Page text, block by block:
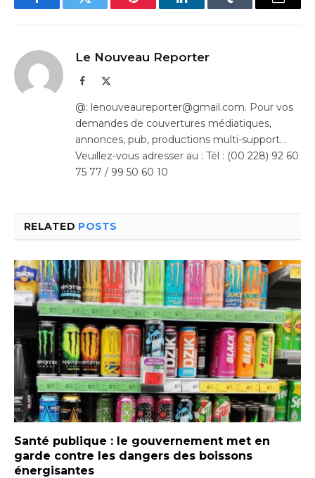
FacebookTwitter Pinterest LinkedInTumblr Email
Le Nouveau Reporter
Facebook
@: lenouveaureporter@gmail.com. Pour vos
demandes de couvertures médiatiques,
annonces, pub, productions multi-support…
Veuillez-vous adresser au : Tél : (00 228) 92 60
75 77 / 99 50 60 10
RELATED POSTS
Santé publique : le gouvernement met en
garde contre les dangers des boissons
énergisantes